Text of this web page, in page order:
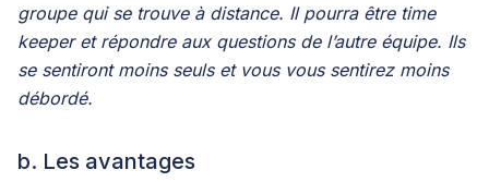
groupe qui se trouve à distance. Il pourra être time
keeper et répondre aux questions de l’autre équipe. Ils
se sentiront moins seuls et vous vous sentirez moins
débordé.
b. Les avantages